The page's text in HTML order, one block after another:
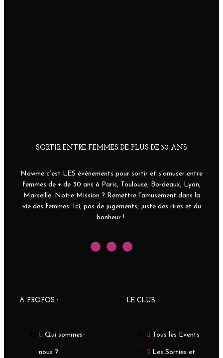
SORTIR ENTRE FEMMES DE PLUS DE 30 ANS
Nowme c’est LES événements pour sortir et s’amuser entre
femmes de + de 30 ans à Paris, Toulouse, Bordeaux, Lyon,
Marseille. Notre Mission ? Remettre l’amusement dans la
vie des femmes. Ici, pas de jugements, juste des rires et du
bonheur !
A PROPOS :
Qui sommes-
nous ?
LE CLUB :
Tous les Events
Les Sorties et